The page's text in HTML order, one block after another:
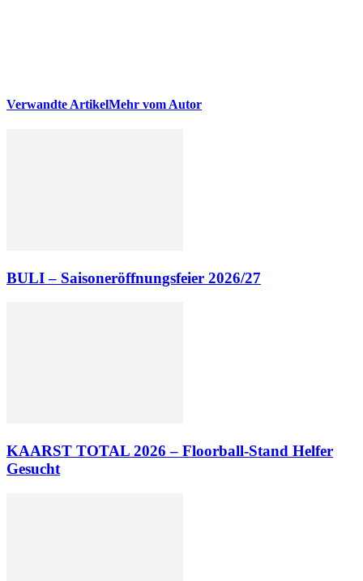
Verwandte ArtikelMehr vom Autor
BULI – Saisoneröffnungsfeier 2026/27
KAARST TOTAL 2026 – Floorball-Stand Helfer
Gesucht